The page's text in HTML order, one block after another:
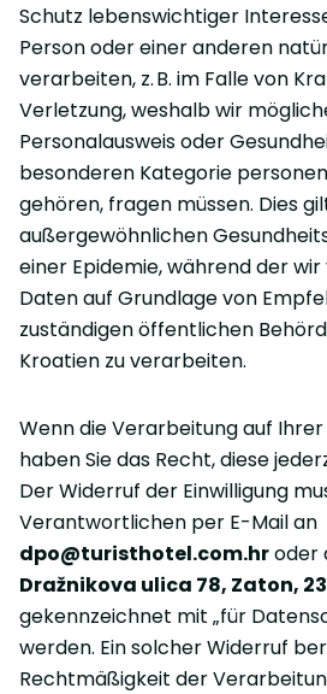
Schutz lebenswichtiger
Person oder einer anderen
verarbeiten, z. B. im Falle von
Verletzung, weshalb wir
Personalausweis oder
besonderen Kategorie
gehören, fragen müssen. Dies
außergewöhnlichen
einer Epidemie, während der
Daten auf Grundlage von
zuständigen öffentlichen
Kroatien zu verarbeiten.
Wenn die Verarbeitung auf
haben Sie das Recht, diese
Der Widerruf der Einwilligung
Verantwortlichen per E-Mail an
dpo@turisthotel.com.hroder
Dražnikova ulica 78, Zaton,
gekennzeichnet mit „für
werden. Ein solcher Widerruf
Rechtmäßigkeit der